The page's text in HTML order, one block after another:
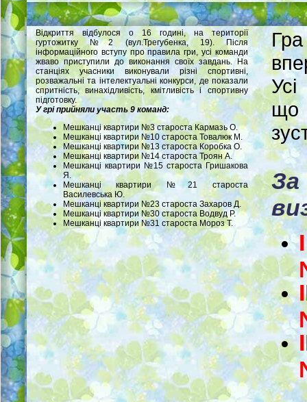
Відкриття відбулося о 16 годині, на території
гуртожитку №2 (вул.Трегубенка, 19). Після
інформаційного вступу про правила гри, усі команди
жваво приступили до виконання своїх завдань. На
станціях учасники виконували різні спортивні,
розважальні та інтелектуальні конкурси, де показали
спритність, винахідливість, кмітливість і спортивну
підготовку.
У грі прийняли участь 9 команд:
Мешканці квартири №3 староста Кармазь О.
Мешканці квартири №10 староста Товалюк М.
Мешканці квартири №13 староста Коробка О.
Мешканці квартири №14 староста Троян А.
Мешканці квартири №15 староста Гришакова
Я.
Мешканці квартири №21 староста
Василевська Ю.
Мешканці квартири №23 староста Захаров Д.
Мешканці квартири №30 староста Водвуд Р.
Мешканці квартири №31 староста Мороз Т.
що